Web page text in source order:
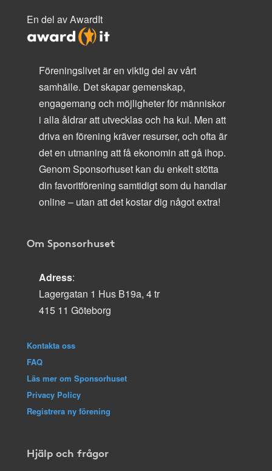
En del av AwardIt
Föreningslivet är en viktig del av vårt
samhälle. Det skapar gemenskap,
engagemang och möjligheter för människor
i alla åldrar att utvecklas och ha kul. Men att
driva en förening kräver resurser, och ofta är
det en utmaning att få ekonomin att gå ihop.
Genom Sponsorhuset kan du enkelt stötta
din favoritförening samtidigt som du handlar
online – utan att det kostar dig något extra!
Om Sponsorhuset
Adress:
Lagergatan 1 Hus B19a, 4 tr
415 11 Göteborg
Kontakta oss
FAQ
Läs mer om Sponsorhuset
Privacy Policy
Registrera ny förening
Hjälp och frågor